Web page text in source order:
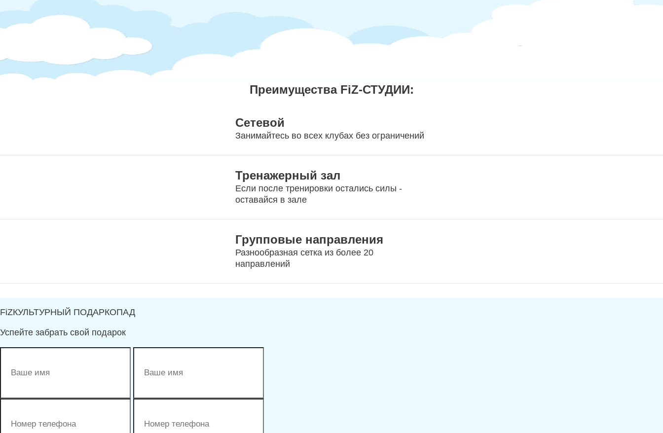
Преимущества FiZ-СТУДИИ:
Сетевой
Занимайтесь во всех клубах без ограничений
Тренажерный зал
Если после тренировки остались силы -
оставайся в зале
Групповые направления
Разнообразная сетка из более 20
направлений
FiZКУЛЬТУРНЫЙ ПОДАРКОПАД
Успейте забрать свой подарок